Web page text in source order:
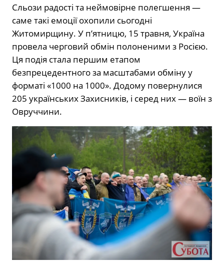
Сльози радості та неймовірне полегшення —
саме такі емоції охопили сьогодні
Житомирщину. У п’ятницю, 15 травня, Україна
провела черговий обмін полоненими з Росією.
Ця подія стала першим етапом
безпрецедентного за масштабами обміну у
форматі «1000 на 1000». Додому повернулися
205 українських Захисників, і серед них — воїн з
Овруччини.